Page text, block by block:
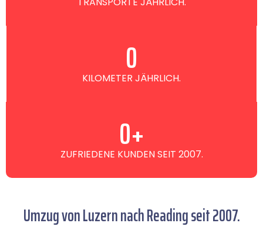
KILOMETER JÄHRLICH.
0
ZUFRIEDENE KUNDEN SEIT 2007.
0+
Umzug von Luzern nach Reading seit 2007.